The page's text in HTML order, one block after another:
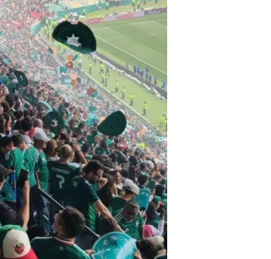
y Vive la